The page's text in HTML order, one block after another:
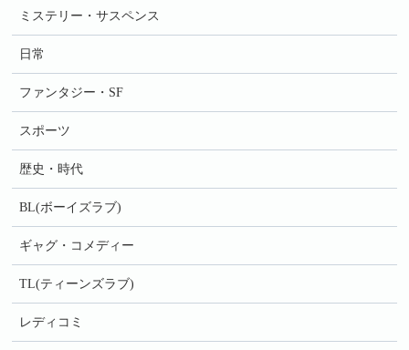
ミステリー・サスペンス
日常
ファンタジー・SF
スポーツ
歴史・時代
BL(ボーイズラブ)
ギャグ・コメディー
TL(ティーンズラブ)
レディコミ